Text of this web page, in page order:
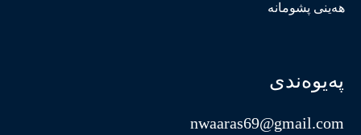
هەینی پشومانە
پەیوەندی
nwaaras69@gmail.com